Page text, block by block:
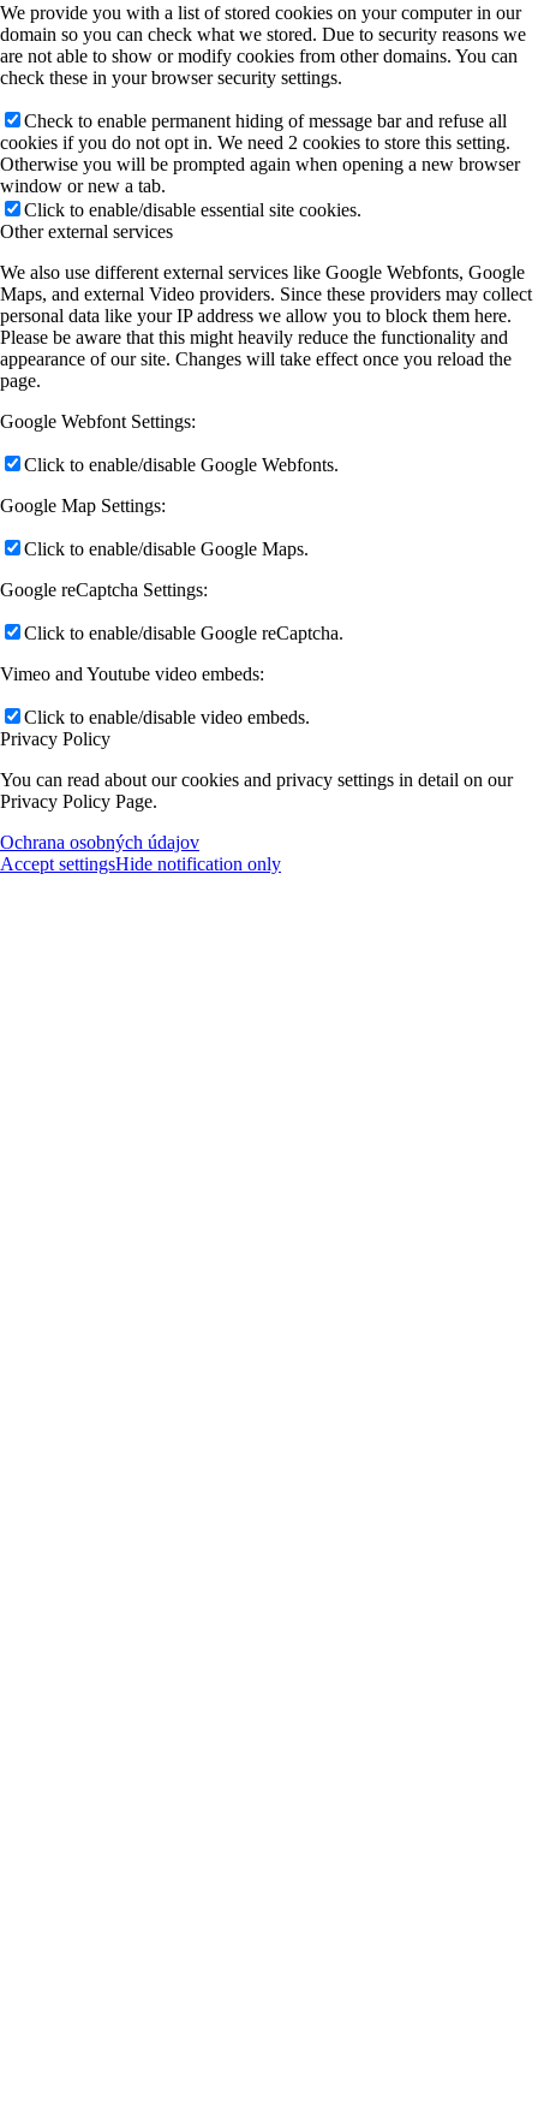
We provide you with a list of stored cookies on your computer in our
domain so you can check what we stored. Due to security reasons we
are not able to show or modify cookies from other domains. You can
check these in your browser security settings.
Check to enable permanent hiding of message bar and refuse all
cookies if you do not opt in. We need 2 cookies to store this setting.
Otherwise you will be prompted again when opening a new browser
window or new a tab.
Click to enable/disable essential site cookies.
Other external services
We also use different external services like Google Webfonts, Google
Maps, and external Video providers. Since these providers may collect
personal data like your IP address we allow you to block them here.
Please be aware that this might heavily reduce the functionality and
appearance of our site. Changes will take effect once you reload the
page.
Google Webfont Settings:
Click to enable/disable Google Webfonts.
Google Map Settings:
Click to enable/disable Google Maps.
Google reCaptcha Settings:
Click to enable/disable Google reCaptcha.
Vimeo and Youtube video embeds:
Click to enable/disable video embeds.
Privacy Policy
You can read about our cookies and privacy settings in detail on our
Privacy Policy Page.
Ochrana osobných údajov
Accept settingsHide notification only